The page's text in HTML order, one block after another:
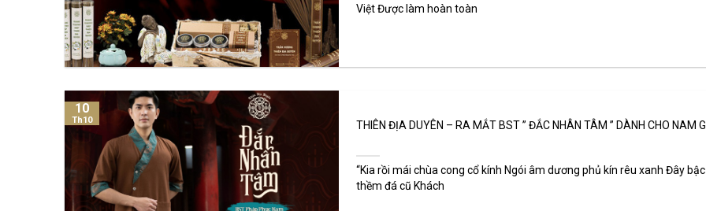
Việt Được làm hoàn toàn
THIÊN ĐỊA DUYÊN – RA MẮT BST ” ĐẮC NHÂN TÂM ” DÀNH CHO NAM
“Kia rồi mái chùa cong cổ kính Ngói âm dương phủ kín rêu xanh Đây bậc
thềm đá cũ Khách
10
Th10